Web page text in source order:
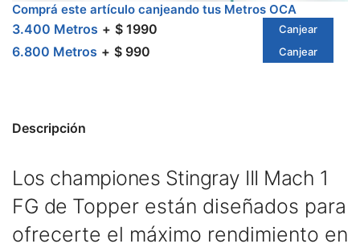
Comprá este artículo canjeando tus Metros OCA
3.400 Metros $ 1990 Canjear
6.800 Metros $ 990 Canjear
Descripción
Los championes Stingray III Mach 1
FG de Topper están diseñados para
ofrecerte el máximo rendimiento en